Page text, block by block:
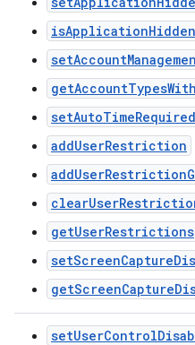
isApplicationHidden
setAutoTimeRequired
addUserRestriction
getUserRestrictions